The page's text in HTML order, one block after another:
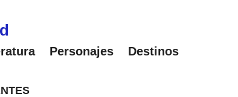
Personajes Destinos